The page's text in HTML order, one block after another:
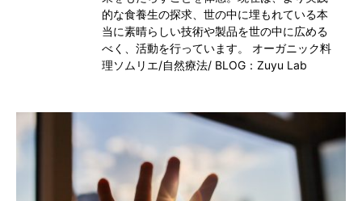
的な食養生の探求、世の中に埋もれている本
当に素晴らしい技術や製品を世の中に広める
べく、活動を行っています。 オーガニック料
理ソムリエ/自然療法/ BLOG：Zuyu Lab